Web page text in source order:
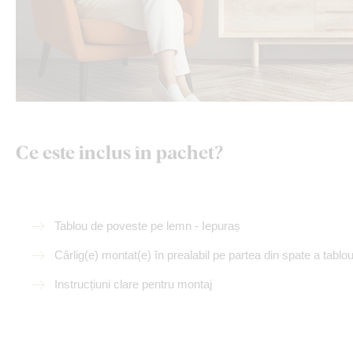
Ce este inclus în pachet?
Tablou de poveste pe lemn - Iepuraș
Cârlig(e) montat(e) în prealabil pe partea din spate a
Instrucțiuni clare pentru montaj